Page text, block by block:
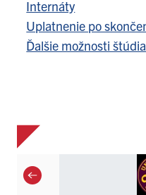
Internáty
Uplatnenie po
Ďalšie možnosti štúdia